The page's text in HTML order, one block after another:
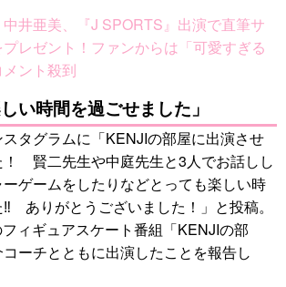
井亜美、『J SPORTS』出演で直筆サ
レゼント！ファンからは「可愛すぎる
ント殺到
い時間を過ごせました」
タグラムに「KENJIの部屋に出演させ
！ 賢二先生や中庭先生と3人でお話しし
ゲームをしたりなどとっても楽しい時
ありがとうございました！」と投稿。
フィギュアスケート番組「KENJIの部
ーチとともに出演したことを報告し